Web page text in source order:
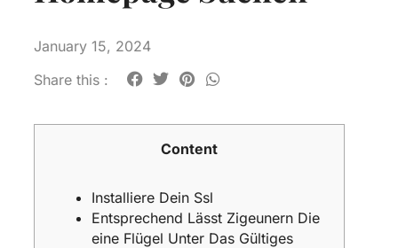
January 15, 2024
Share this :
Content
Installiere Dein Ssl
Entsprechend Lässt Zigeunern Die
eine Flügel Unter Das Gültiges